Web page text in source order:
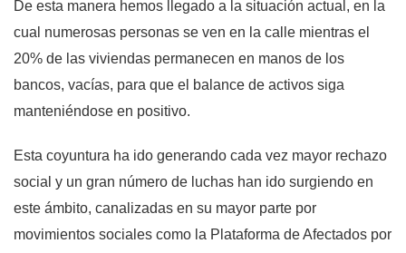
De esta manera hemos llegado a la situación actual, en la
cual numerosas personas se ven en la calle mientras el
20% de las viviendas permanecen en manos de los
bancos, vacías, para que el balance de activos siga
manteniéndose en positivo.
Esta coyuntura ha ido generando cada vez mayor rechazo
social y un gran número de luchas han ido surgiendo en
este ámbito, canalizadas en su mayor parte por
movimientos sociales como la Plataforma de Afectados por